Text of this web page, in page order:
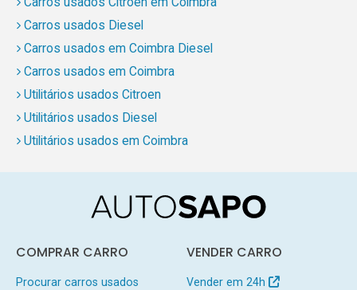
Carros usados Diesel
Carros usados em Coimbra Diesel
Carros usados em Coimbra
Utilitários usados Citroen
Utilitários usados Diesel
Utilitários usados em Coimbra
COMPRAR CARRO
Procurar carros usados
VENDER CARRO
Vender em 24h